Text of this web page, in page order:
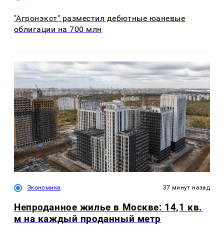
"Агронэкст" разместил дебютные юаневые
облигации на 700 млн
Экономика 37 минут назад
Непроданное жилье в Москве: 14,1 кв.
м на каждый проданный метр